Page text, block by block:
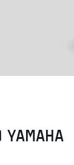
YAMAHA